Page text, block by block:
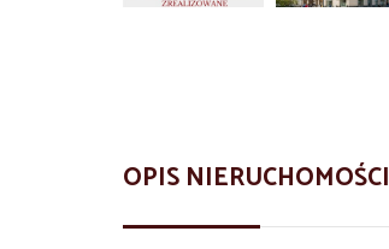
OPIS NIERUCHOMOŚCI